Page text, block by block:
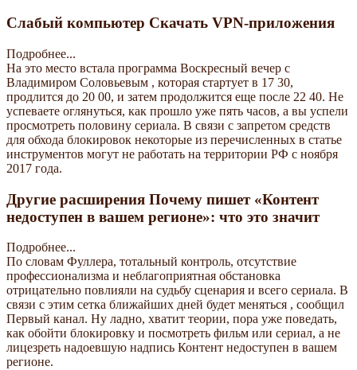
Слабый компьютер Скачать VPN-приложения
Подробнее...
На это место встала программа Воскресный вечер с
Владимиром Соловьевым , которая стартует в 17 30,
продлится до 20 00, и затем продолжится еще после 22 40. Не
успеваете оглянуться, как прошло уже пять часов, а вы успели
просмотреть половину сериала. В связи с запретом средств
для обхода блокировок некоторые из перечисленных в статье
инструментов могут не работать на территории РФ с ноября
2017 года.
Другие расширения Почему пишет «Контент
недоступен в вашем регионе»: что это значит
Подробнее...
По словам Фуллера, тотальный контроль, отсутствие
профессионализма и неблагоприятная обстановка
отрицательно повлияли на судьбу сценария и всего сериала. В
связи с этим сетка ближайших дней будет меняться , сообщил
Первый канал. Ну ладно, хватит теории, пора уже поведать,
как обойти блокировку и посмотреть фильм или сериал, а не
лицезреть надоевшую надпись Контент недоступен в вашем
регионе.